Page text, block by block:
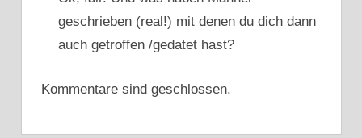
geschrieben (real!) mit denen du dich dann
auch getroffen /gedatet hast?
Kommentare sind geschlossen.